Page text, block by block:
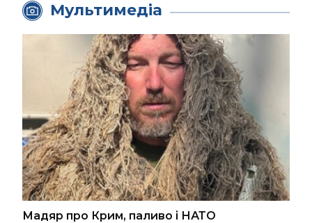
Мультимедіа
Мадяр про Крим, паливо і НАТО